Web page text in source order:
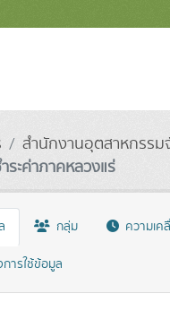
สำนักงานอุตสาหกรรม
ระค่าภาคหลวงแร่
กลุ่ม ความเค
ารใช้ข้อมูล